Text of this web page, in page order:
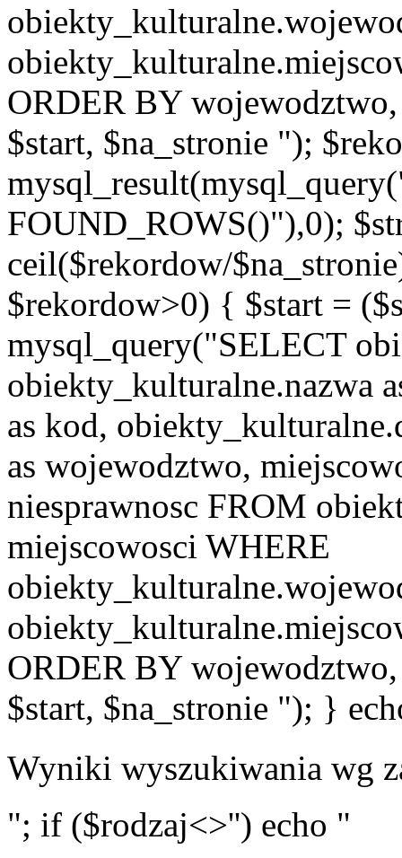
ORDER BY
$start, $na_stronie ");
FOUND_ROWS()"),0);
ceil($rekordow/
$rekordow>0) { $start =
mysql_query("SELECT
obiekty_kulturalne.nazwa
as kod,
as wojewodztwo,
niesprawnosc FROM
miejscowosci WHERE
ORDER BY
$start, $na_stronie "); }
Wyniki wyszukiwania wg
"; if ($rodzaj<>'') echo "